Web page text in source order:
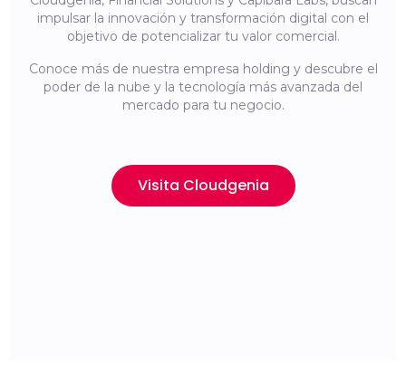
impulsar la innovación y transformación digital con el
objetivo de potencializar tu valor comercial.
Conoce más de nuestra empresa holding y descubre el
poder de la nube y la tecnología más avanzada del
mercado para tu negocio.
Visita Cloudgenia